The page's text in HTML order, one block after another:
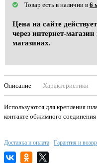
Товар есть в наличии в 6
Цена на сайте
через интернет-
магазинах.
Описание Характеристики
Используются для крепления
контакте обжимного
Доставка и оплата Гарантия и